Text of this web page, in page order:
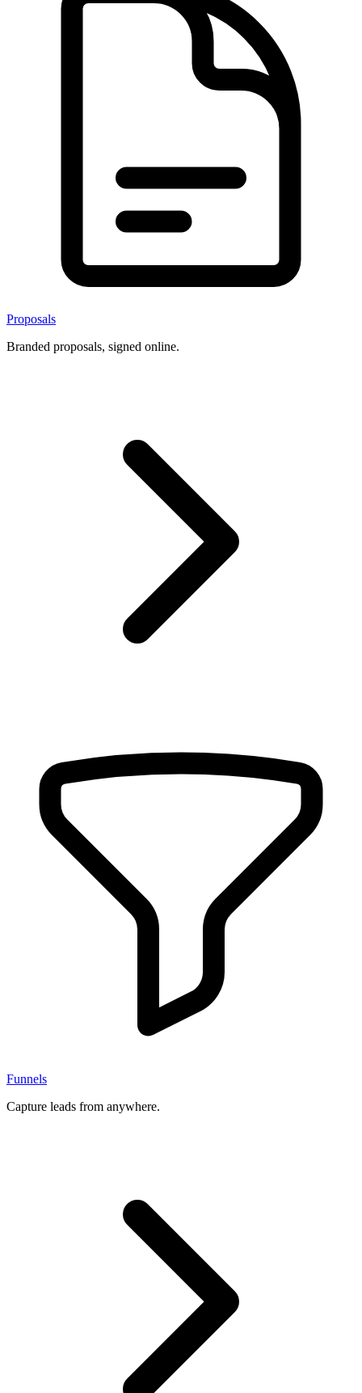
Proposals
Branded proposals, signed online.
Funnels
Capture leads from anywhere.